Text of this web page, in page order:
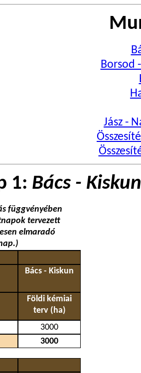
Borsod
Jász -
1: Bács - Kiskun
függvényében
tervezett
elmaradó
Bács - Kiskun
Földi kémiai
terv (ha)
3000
3000